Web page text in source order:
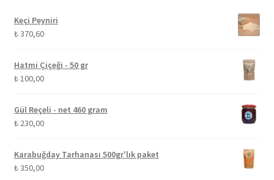
Keçi Peyniri
₺370,60
Hatmi Çiçeği - 50 gr
₺100,00
Gül Reçeli - net 460 gram
₺230,00
Karabuğday Tarhanası 500gr'lık paket
₺350,00